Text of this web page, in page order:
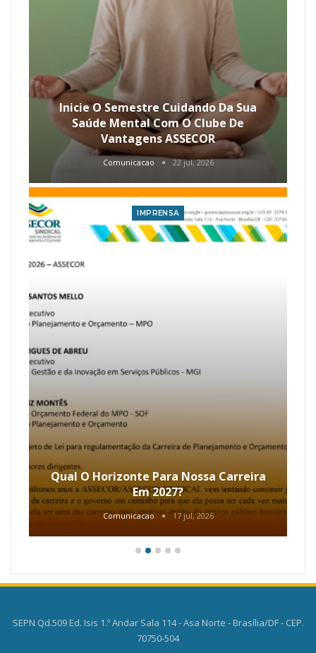
Inicie O Semestre Cuidando Da Sua
Saúde Mental Com O Clube De
Vantagens ASSECOR
Comunicacao 22 jul, 2026
IMPRENSA
Qual O Horizonte Para Nossa Carreira
Em 2027?
Comunicacao 17 jul, 2026
SEPN Qd.509 Ed. Isis 1.º Andar Sala 114 - Asa Norte - Brasília/DF - CEP.
70750-504